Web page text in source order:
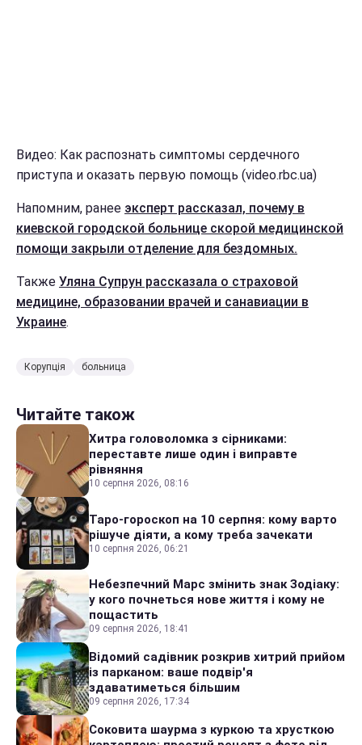
Видео: Как распознать симптомы сердечного
приступа и оказать первую помощь (video.rbc.ua)
Напомним, ранее эксперт рассказал, почему в
киевской городской больнице скорой медицинской
помощи закрыли отделение для бездомных.
Также Уляна Супрун рассказала о страховой
медицине, образовании врачей и санавиации в
Украине.
Корупція больница
Читайте також
Хитра головоломка з сірниками:
переставте лише один і виправте
рівняння
10 серпня 2026, 08:16
Таро-гороскоп на 10 серпня: кому варто
рішуче діяти, а кому треба зачекати
10 серпня 2026, 06:21
Небезпечний Марс змінить знак Зодіаку:
у кого почнеться нове життя і кому не
пощастить
09 серпня 2026, 18:41
Відомий садівник розкрив хитрий прийом
із парканом: ваше подвір'я
здаватиметься більшим
09 серпня 2026, 17:34
Соковита шаурма з куркою та хрусткою